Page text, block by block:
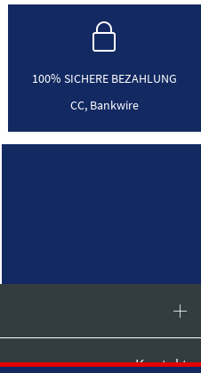
100% SICHERE BEZAHLUNG
CC, Bankwire
Kontakt